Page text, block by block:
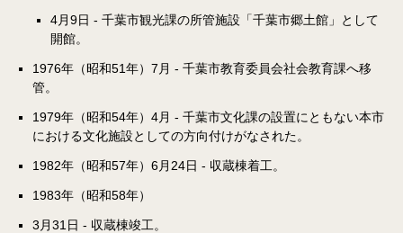
4月9日 - 千葉市観光課の所管施設「千葉市郷土館」として
開館。
1976年（昭和51年）7月 - 千葉市教育委員会社会教育課へ移
管。
1979年（昭和54年）4月 - 千葉市文化課の設置にともない本市
における文化施設としての方向付けがなされた。
1982年（昭和57年）6月24日 - 収蔵棟着工。
1983年（昭和58年）
3月31日 - 収蔵棟竣工。